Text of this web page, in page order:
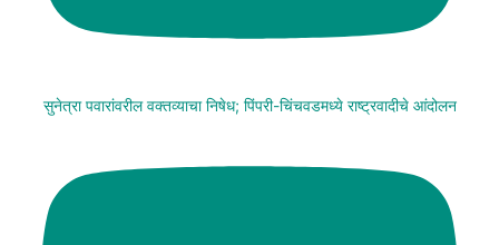
सुनेत्रा पवारांवरील वक्तव्याचा निषेध; पिंपरी-चिंचवडमध्ये राष्ट्रवादीचे आंदोलन